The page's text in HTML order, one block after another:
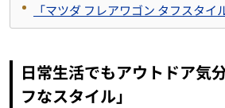
「マツダ フレアワゴン タフスタイ
日常生活でもアウトドア気
フなスタイル」